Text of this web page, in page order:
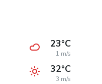
23°C
1 m/s
32°C
3 m/s